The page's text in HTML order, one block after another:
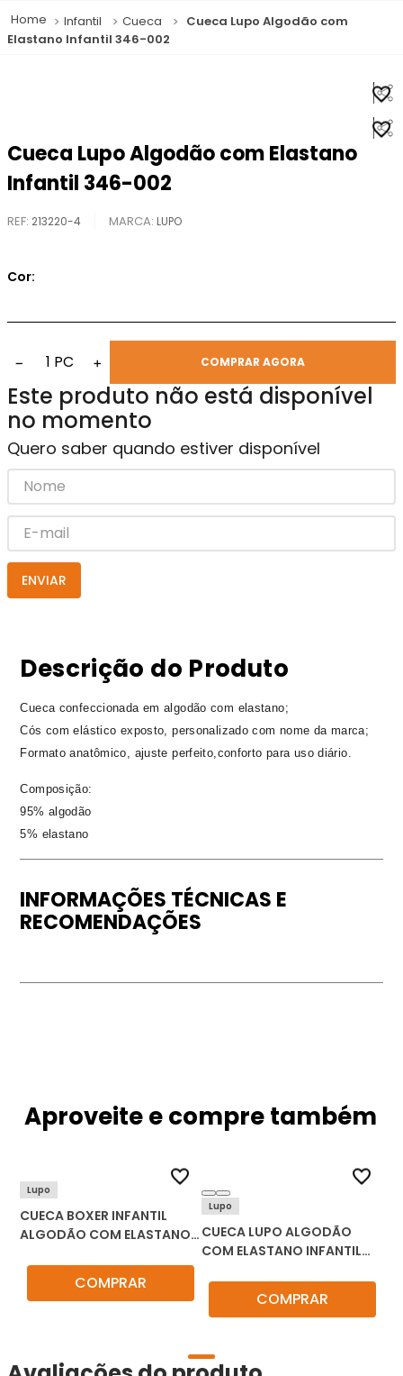
Infantil Cueca
Cueca Lupo Algodão com
Elastano Infantil 346-002
Cueca Lupo Algodão com Elastano
Infantil 346-002
REF: 213220-4 LUPO
Cor:
− 1 PC + COMPRAR AGORA
Este produto não está disponível
no momento
Quero saber quando estiver disponível
ENVIAR
Descrição do Produto
Cueca confeccionada em algodão com elastano;
Cós com elástico exposto, personalizado com nome da marca;
Formato anatômico, ajuste perfeito,conforto para uso diário.
Composição:
95% algodão
5% elastano
INFORMAÇÕES TÉCNICAS E
RECOMENDAÇÕES
Aproveite e compre também
Lupo
CUECA BOXER INFANTIL
ALGODÃO COM ELASTANO
COMPRAR
Lupo
CUECA LUPO ALGODÃO
COM ELASTANO INFANTIL
COMPRAR